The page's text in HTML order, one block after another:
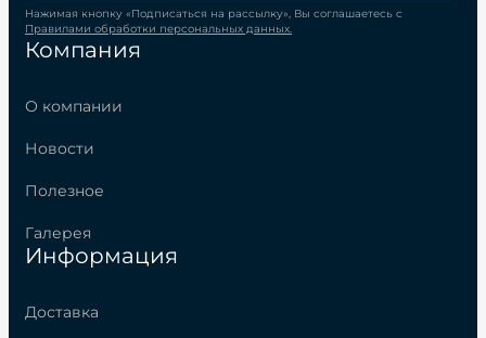
Компания
О компании
Новости
Полезное
Галерея
Информация
Доставка
Нажимая кнопку «Подписаться на рассылку», Вы соглашаетесь с
Правилами обработки персональных данных.